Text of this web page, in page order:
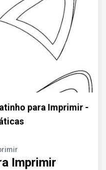
para Imprimir -
Imprimir